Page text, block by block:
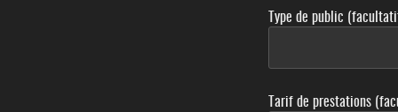
Type de public
Tarif de prestations